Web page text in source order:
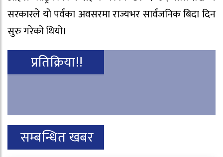
सरकारले यो पर्वका अवसरमा राज्यभर सार्वजनिक बिदा दिन
सुरु गरेको थियो।
प्रतिक्रिया!!
सम्बन्धित खबर